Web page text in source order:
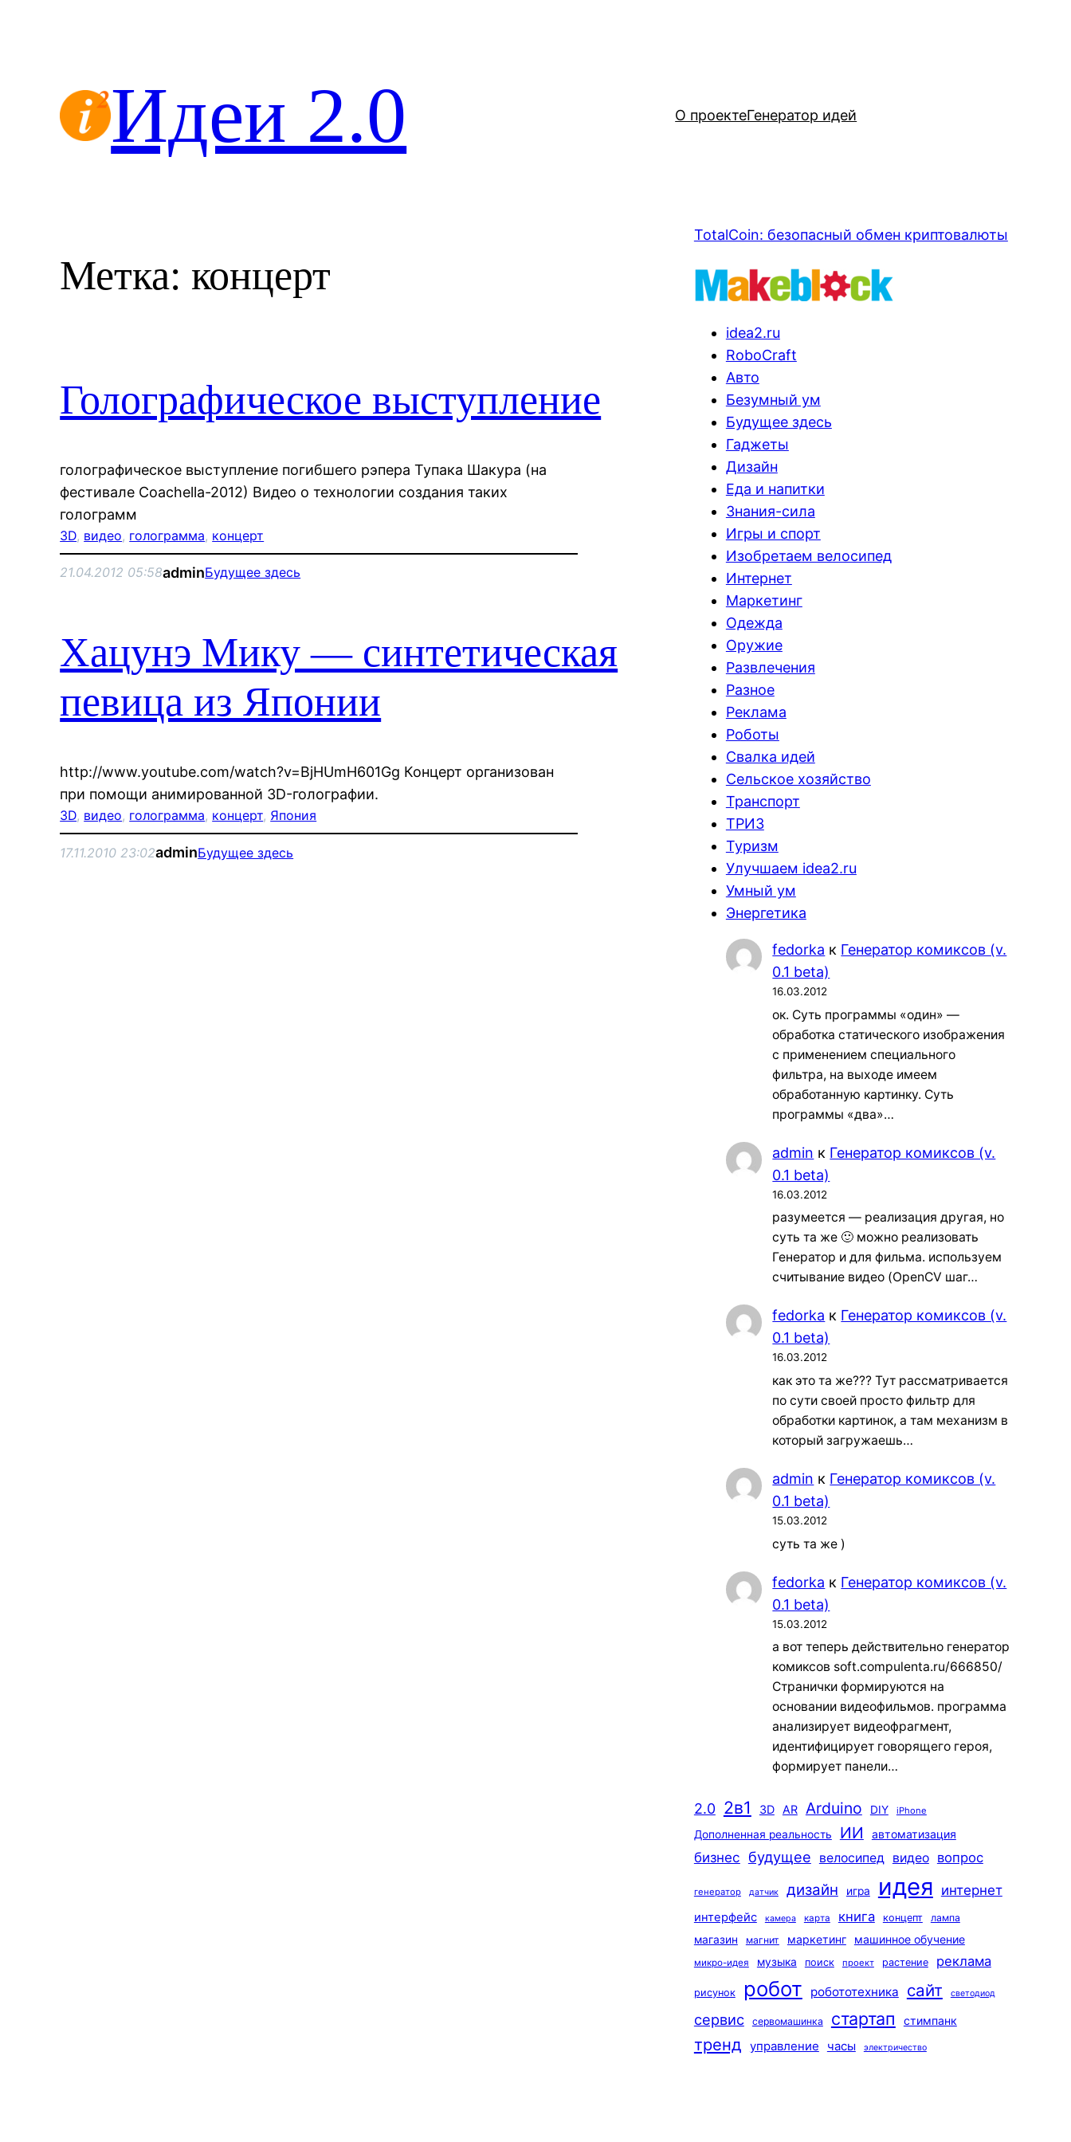
Идеи 2.0 О проектеГенератор идей
Метка: концерт
Голографическое выступление
голографическое выступление погибшего рэпера Тупака Шакура (на
фестивале Coachella-2012) Видео о технологии создания таких
голограмм
3D, видео, голограмма, концерт
21.04.2012 05:58adminБудущее здесь
Хацунэ Мику — синтетическая
певица из Японии
http://www.youtube.com/watch?v=BjHUmH601Gg Концерт организован
при помощи анимированной 3D-голографии.
3D, видео, голограмма, концерт, Япония
17.11.2010 23:02adminБудущее здесь
TotalCoin: безопасный обмен криптовалюты
idea2.ru
RoboCraft
Авто
Безумный ум
Будущее здесь
Гаджеты
Дизайн
Еда и напитки
Знания-сила
Игры и спорт
Изобретаем велосипед
Интернет
Маркетинг
Одежда
Оружие
Развлечения
Разное
Реклама
Роботы
Свалка идей
Сельское хозяйство
Транспорт
ТРИЗ
Туризм
Улучшаем idea2.ru
Умный ум
Энергетика
fedorka к Генератор комиксов (v.
0.1 beta)
16.03.2012
ок. Суть программы «один» —
обработка статического изображения
с применением специального
фильтра, на выходе имеем
обработанную картинку. Суть
программы «два»…
admin к Генератор комиксов (v.
0.1 beta)
16.03.2012
разумеется — реализация другая, но
суть та же 🙂 можно реализовать
Генератор и для фильма. используем
считывание видео (OpenCV шаг…
fedorka к Генератор комиксов (v.
0.1 beta)
16.03.2012
как это та же??? Тут рассматривается
по сути своей просто фильтр для
обработки картинок, а там механизм в
который загружаешь…
admin к Генератор комиксов (v.
0.1 beta)
15.03.2012
суть та же )
fedorka к Генератор комиксов (v.
0.1 beta)
15.03.2012
а вот теперь действительно генератор
комиксов soft.compulenta.ru/666850/
Странички формируются на
основании видеофильмов. программа
анализирует видеофрагмент,
идентифицирует говорящего героя,
формирует панели…
2.0 2в1 3D AR Arduino DIY iPhone
Дополненная реальность ИИ автоматизация
бизнес будущее велосипед видео вопрос
генератор датчик дизайн игра идея интернет
интерфейс камера карта книга концепт лампа
магазин магнит маркетинг машинное обучение
микро-идея музыка поиск проект растение реклама
рисунок робот робототехника сайт светодиод
сервис сервомашинка стартап стимпанк
тренд управление часы электричество